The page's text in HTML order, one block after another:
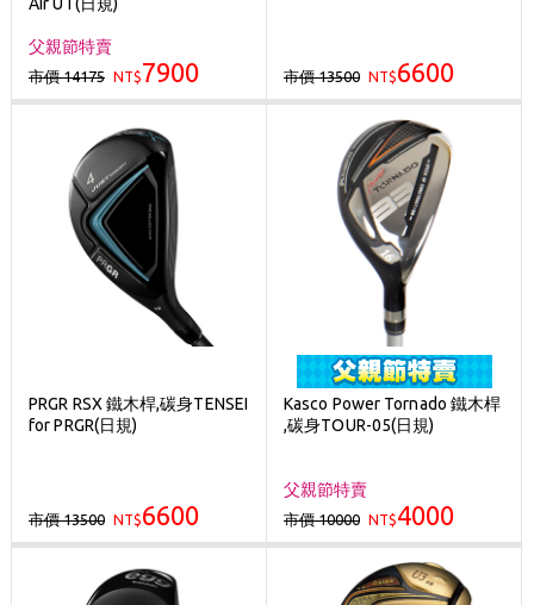
父親節特賣
市價 14175 NT$7900 市價 13500 NT$6600
PRGR RSX 鐵木桿,碳身TENSEI
for PRGR(日規)
市價 13500 NT$6600
Kasco Power Tornado 鐵木桿
,碳身TOUR-05(日規)
父親節特賣
市價 10000 NT$4000